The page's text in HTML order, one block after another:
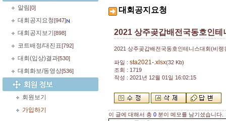
알림[0]
대회공지요청[947]
대회공지보기 [898]
코트배정/대진표[792]
대회(입상)결과[530]
대회화보/동영상[536]
회원보기
가입하기
대회공지요청
2021 상주곶갑배전국동호인
2021 상주곶갑배전국동호인테니스대회(비랭
파일 : sta2021-.xlsx(32 Kb)
조회 : 1719
작성 : 2021년 12월 01일 16:02:15
이 글에 대해서 총 0 분이 메모를 남기셨습니다.